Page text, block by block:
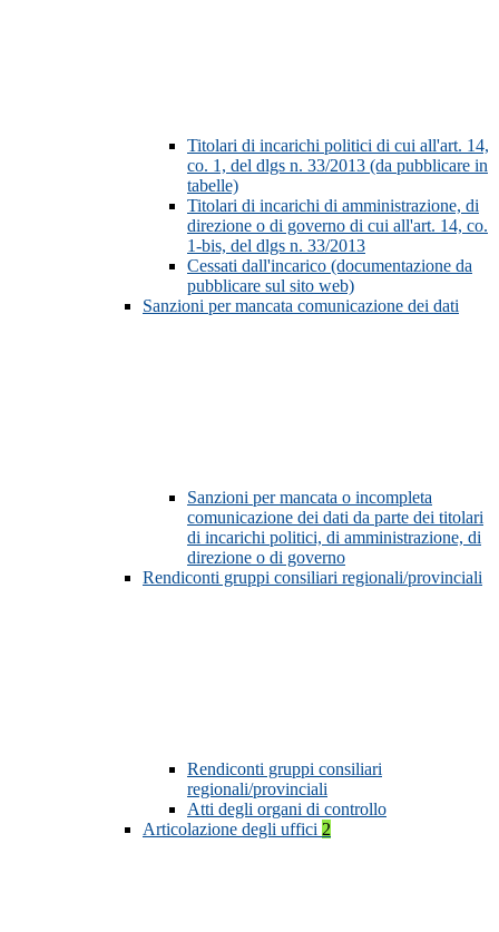
Titolari di incarichi politici di cui all'art. 14,
co. 1, del dlgs n. 33/2013 (da pubblicare in
tabelle)
Titolari di incarichi di amministrazione, di
direzione o di governo di cui all'art. 14, co.
1-bis, del dlgs n. 33/2013
Cessati dall'incarico (documentazione da
pubblicare sul sito web)
Sanzioni per mancata comunicazione dei dati
Sanzioni per mancata o incompleta
comunicazione dei dati da parte dei titolari
di incarichi politici, di amministrazione, di
direzione o di governo
Rendiconti gruppi consiliari regionali/provinciali
Rendiconti gruppi consiliari
regionali/provinciali
Atti degli organi di controllo
Articolazione degli uffici 2